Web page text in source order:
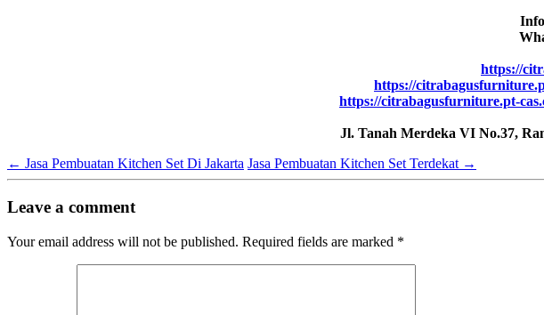
https://
https://
https://citrabagusfurniture.pt-
Jl. Tanah Merdeka VI No.37,
← Jasa Pembuatan Kitchen Set Di Jakarta Jasa Pembuatan Kitchen Set Terdekat →
Leave a comment
Your email address will not be published. Required fields are marked *